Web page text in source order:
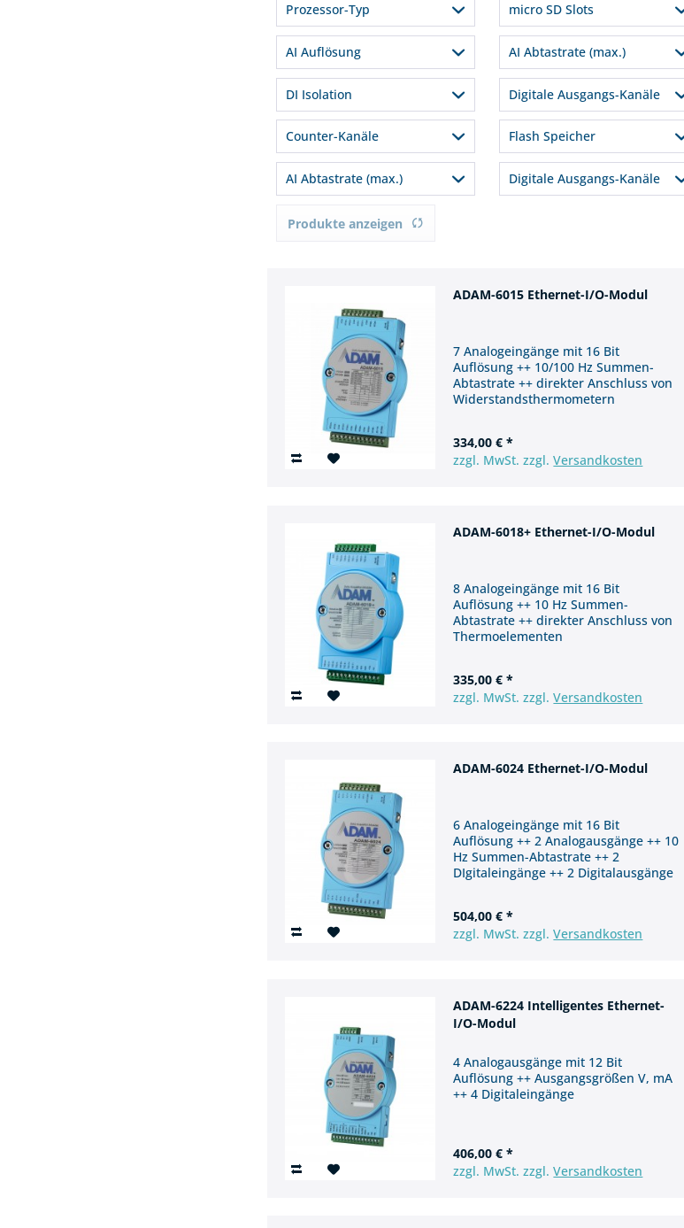
Prozessor-Typ
Cortex-A8 32-Bit
micro SD Slots
1
optional
AI Auflösung
16 Bit
AI Abtastrate (max.)
100 Hz, 10 Hz
10 Hz (Summe)
100 Hz, 10 HZ (Summe)
1 kHz (High Speed Mode), 10 Hz (Summe)
10 Hz
DI Isolation
3000 Vrms
3.000 Vrms
Digitale Ausgangs-Kanäle
4
2
16
10
Counter-Kanäle
2
Flash Speicher
512 MB NAND
AI Abtastrate (max.)
100 Hz, 10 Hz (je Kanal)
Digitale Ausgangs-Kanäle
Produkte anzeigen
ADAM-6015 Ethernet-I/O-Modul
7 Analogeingänge mit 16 Bit
Auflösung ++ 10/100 Hz Summen-
Abtastrate ++ direkter Anschluss von
Widerstandsthermometern
334,00 € *
zzgl. MwSt. zzgl.Versandkosten
ADAM-6018+ Ethernet-I/O-Modul
8 Analogeingänge mit 16 Bit
Auflösung ++ 10 Hz Summen-
Abtastrate ++ direkter Anschluss von
Thermoelementen
335,00 € *
zzgl. MwSt. zzgl.Versandkosten
ADAM-6024 Ethernet-I/O-Modul
6 Analogeingänge mit 16 Bit
Auflösung ++ 2 Analogausgänge ++ 10
Hz Summen-Abtastrate ++ 2
DIgitaleingänge ++ 2 Digitalausgänge
504,00 € *
zzgl. MwSt. zzgl.Versandkosten
ADAM-6224 Intelligentes Ethernet-
I/O-Modul
4 Analogausgänge mit 12 Bit
Auflösung ++ Ausgangsgrößen V, mA
++ 4 Digitaleingänge
406,00 € *
zzgl. MwSt. zzgl.Versandkosten